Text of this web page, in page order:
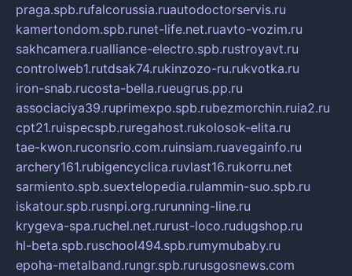
praga.spb.rufalcorussia.ruautodoctorservis.ru
kamertondom.spb.runet-life.net.ruavto-vozim.ru
sakhcamera.rualliance-electro.spb.rustroyavt.ru
controlweb1.rutdsak74.rukinzozo-ru.rukvotka.ru
iron-snab.rucosta-bella.rueugrus.pp.ru
associaciya39.ruprimexpo.spb.rubezmorchin.ruia2.ru
cpt21.ruispecspb.ruregahost.rukolosok-elita.ru
tae-kwon.ruconsrio.com.ruinsiam.ruavegainfo.ru
archery161.rubigencyclica.ruvlast16.rukorru.net
sarmiento.spb.suextelopedia.rulammin-suo.spb.ru
iskatour.spb.rusnpi.org.rurunning-line.ru
krygeva-spa.ruchel.net.rurust-loco.rudugshop.ru
hl-beta.spb.ruschool494.spb.rumymubaby.ru
epoha-metalband.rungr.spb.rurusgosnews.com